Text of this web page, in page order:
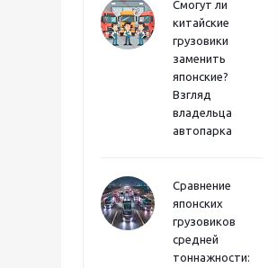
Смогут ли
китайские
грузовики
заменить
японские?
Взгляд
владельца
автопарка
Сравнение
японских
грузовиков
средней
тоннажности: